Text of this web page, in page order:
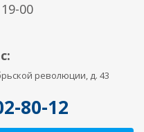
00
революции, д. 43
80-12